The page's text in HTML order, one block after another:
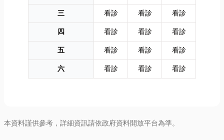
三
看診 看診
看診
四
看診 看診
看診
五
看診 看診
看診
六
看診 看診 看診
本資料謹供參考，詳細資訊請依政府資料開放平台為準。